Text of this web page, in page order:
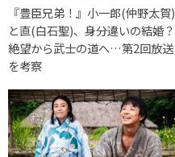
『豊臣兄弟！』小一郎(仲野太賀)
と直(白石聖)、身分違いの結婚？
絶望から武士の道へ…第2回放送
を考察